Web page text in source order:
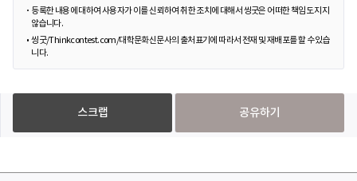
등록한 내용에 대하여 사용자가 이를 신뢰하여 취한 조치에 대해서 씽굿은 어떠한 책임도 지지
않습니다.
씽굿/Thinkcontest.com/대학문화신문사의 출처표기에 따라서 전재 및 재배포를 할 수 있습
니다.
스크랩 공유하기